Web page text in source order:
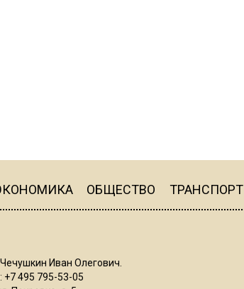
ОБЩЕСТВО ТРАНСПОРТ
Иван Олегович.
495 795-53-05